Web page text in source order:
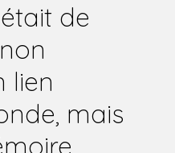
de
lien
mais